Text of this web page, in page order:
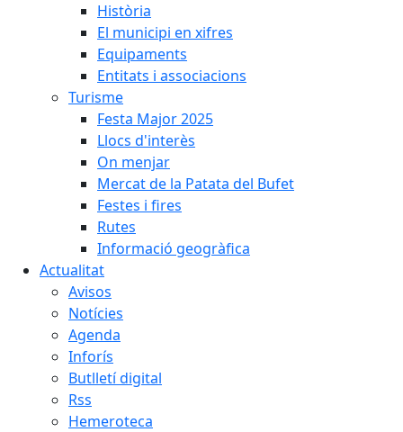
Història
El municipi en xifres
Equipaments
Entitats i associacions
Turisme
Festa Major 2025
Llocs d'interès
On menjar
Mercat de la Patata del Bufet
Festes i fires
Rutes
Informació geogràfica
Actualitat
Avisos
Notícies
Agenda
Inforís
Butlletí digital
Rss
Hemeroteca